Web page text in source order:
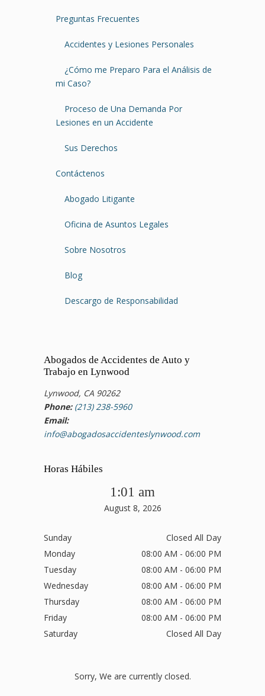
Preguntas Frecuentes
Accidentes y Lesiones Personales
¿Cómo me Preparo Para el Análisis de
mi Caso?
Proceso de Una Demanda Por
Lesiones en un Accidente
Sus Derechos
Contáctenos
Abogado Litigante
Oficina de Asuntos Legales
Sobre Nosotros
Blog
Descargo de Responsabilidad
Abogados de Accidentes de Auto y
Trabajo en Lynwood
Lynwood, CA 90262
Phone: (213) 238-5960
Email:
info@abogadosaccidenteslynwood.com
Horas Hábiles
1:01 am
August 8, 2026
Sunday
Closed All Day
Monday
08:00 AM - 06:00 PM
Tuesday
08:00 AM - 06:00 PM
Wednesday
08:00 AM - 06:00 PM
Thursday
08:00 AM - 06:00 PM
Friday
08:00 AM - 06:00 PM
Saturday
Closed All Day
Sorry, We are currently closed.